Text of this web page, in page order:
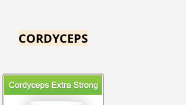
CORDYCEPS